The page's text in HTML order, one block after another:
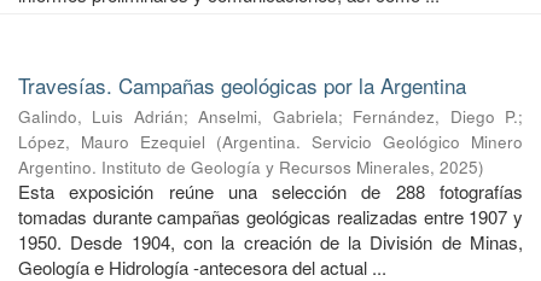
Travesías. Campañas geológicas por la Argentina
Galindo, Luis Adrián;Anselmi, Gabriela; Fernández, Diego P.;
López, Mauro Ezequiel (Argentina. Servicio Geológico Minero
Argentino. Instituto de Geología y Recursos Minerales, 2025)
Esta exposición reúne una selección de 288 fotografías
tomadas durante campañas geológicas realizadas entre 1907 y
1950. Desde 1904, con la creación de la División de Minas,
Geología e Hidrología -antecesora del actual ...